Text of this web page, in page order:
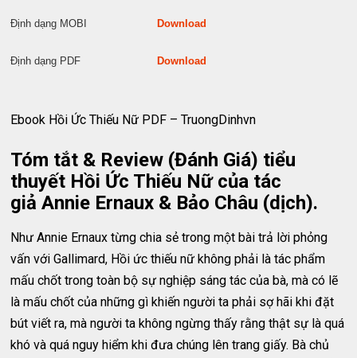
Định dạng MOBI Download
Định dạng PDF Download
Ebook Hồi Ức Thiếu Nữ PDF – TruongDinhvn
Tóm tắt & Review (Đánh Giá) tiểu
thuyết Hồi Ức Thiếu Nữ của tác
giả Annie Ernaux & Bảo Châu (dịch).
Như Annie Ernaux từng chia sẻ trong một bài trả lời phỏng
vấn với Gallimard, Hồi ức thiếu nữ không phải là tác phẩm
mấu chốt trong toàn bộ sự nghiệp sáng tác của bà, mà có lẽ
là mấu chốt của những gì khiến người ta phải sợ hãi khi đặt
bút viết ra, mà người ta không ngừng thấy rằng thật sự là quá
khó và quá nguy hiểm khi đưa chúng lên trang giấy. Bà chủ